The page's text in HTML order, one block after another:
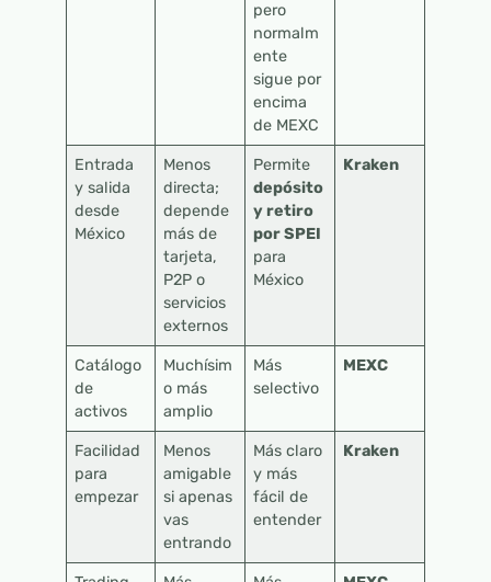
pero
normalm
ente
sigue por
encima
de MEXC
Entrada
y salida
desde
México
Menos
directa;
depende
más de
tarjeta,
P2P o
servicios
externos
Permite
depósito
y retiro
por SPEI
para
México
Kraken
Catálogo
de
activos
Muchísim
o más
amplio
Más
selectivo
MEXC
Facilidad
para
empezar
Menos
amigable
si apenas
vas
entrando
Más claro
y más
fácil de
entender
Kraken